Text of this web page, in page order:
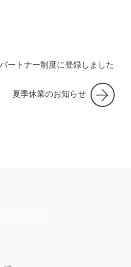
ートナー制度に登録しました
夏季休業のお知らせ